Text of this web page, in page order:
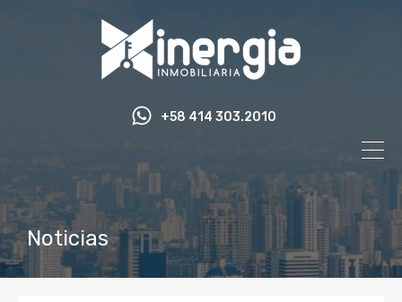
+58 414 303.2010
Noticias